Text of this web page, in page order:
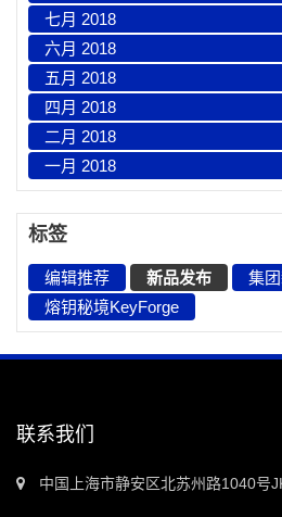
七月 2018
六月 2018
五月 2018
四月 2018
二月 2018
一月 2018
标签
编辑推荐 新品发布
集
熔钥秘境KeyForge
联系我们
中国上海市静安区北苏州路1040号